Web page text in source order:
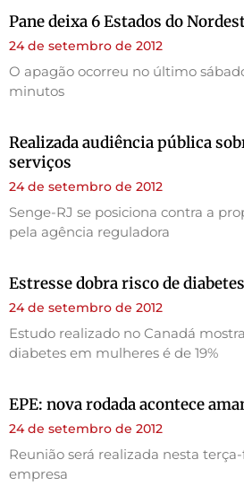
Pane deixa 6 Estados do
24 de setembro de 2012
O apagão ocorreu no último
minutos
Realizada audiência pública
serviços
24 de setembro de 2012
Senge-RJ se posiciona contra a
pela agência reguladora
Estresse dobra risco de
24 de setembro de 2012
Estudo realizado no Canadá
diabetes em mulheres é de 19%
EPE: nova rodada acontece
24 de setembro de 2012
Reunião será realizada nesta
empresa